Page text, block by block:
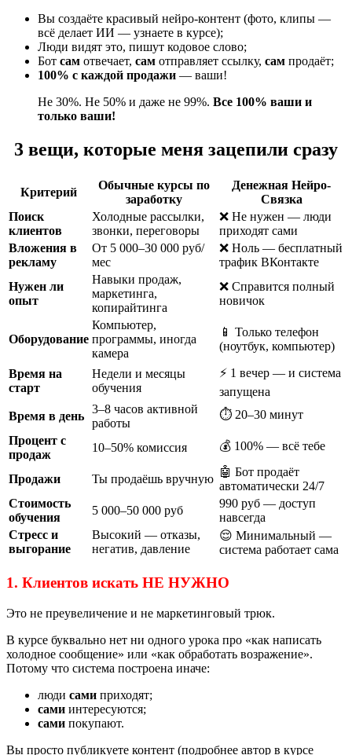
Вы создаёте красивый нейро-контент (фото, клипы —
всё делает ИИ — узнаете в курсе);
Люди видят это, пишут кодовое слово;
Бот сам отвечает, сам отправляет ссылку, сам продаёт;
100% с каждой продажи — ваши!
Не 30%. Не 50% и даже не 99%. Все 100% ваши и
только ваши!
3 вещи, которые меня зацепили сразу
Критерий
Обычные курсы по
заработку
Денежная Нейро-
Связка
Поиск
клиентов
Холодные рассылки,
звонки, переговоры
❌ Не нужен — люди
приходят сами
Вложения в
рекламу
От 5 000–30 000 руб/
мес
❌ Ноль — бесплатный
трафик ВКонтакте
Нужен ли
опыт
Навыки продаж,
маркетинга,
копирайтинга
❌ Справится полный
новичок
Оборудование
Компьютер,
программы, иногда
камера
📱 Только телефон
(ноутбук, компьютер)
Время на
старт
Недели и месяцы
обучения
⚡ 1 вечер — и система
запущена
Время в день
3–8 часов активной
работы
⏱ 20–30 минут
Процент с
продаж
10–50% комиссия 💰 100% — всё тебе
Продажи Ты продаёшь вручную
🤖 Бот продаёт
автоматически 24/7
Стоимость
обучения
5 000–50 000 руб
990 руб — доступ
навсегда
Стресс и
выгорание
Высокий — отказы,
негатив, давление
😌 Минимальный —
система работает сама
1. Клиентов искать НЕ НУЖНО
Это не преувеличение и не маркетинговый трюк.
В курсе буквально нет ни одного урока про «как написать
холодное сообщение» или «как обработать возражение».
Потому что система построена иначе:
люди сами приходят;
сами интересуются;
сами покупают.
Вы просто публикуете контент (подробнее автор в курсе